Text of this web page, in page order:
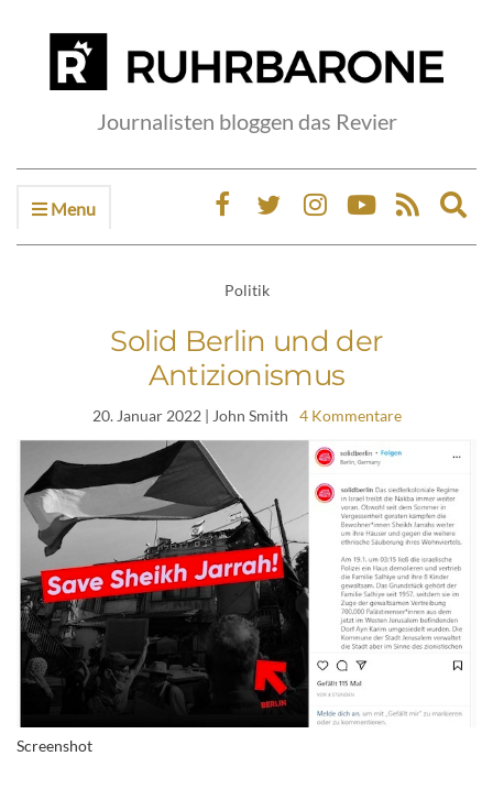
Journalisten bloggen das Revier
Menu
Politik
Solid Berlin und der
Antizionismus
20. Januar 2022| John Smith 4 Kommentare
Screenshot